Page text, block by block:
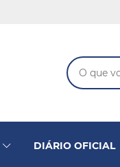
DIÁRIO OFICIAL